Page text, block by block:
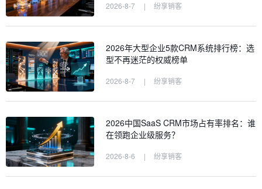
2026-8-7 | 纷享销客
2026年大型企业5款CRM系统排行榜：选
型不再迷茫的权威榜单
2026-8-7 | 纷享销客
2026中国SaaS CRM市场占有率排名：谁
在领跑企业级服务？
2026-8-6 | 纷享销客